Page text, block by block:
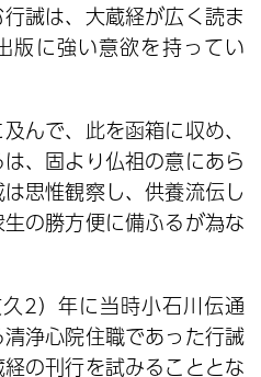
誡は、大蔵経が広く読ま
版に強い意欲を持ってい
んで、此を函箱に収め、
、固より仏祖の意にあら
思惟観察し、供養流伝し
の勝方便に備ふるが為な
2）年に当時小石川伝通
浄心院住職であった行誡
の刊行を試みることとな